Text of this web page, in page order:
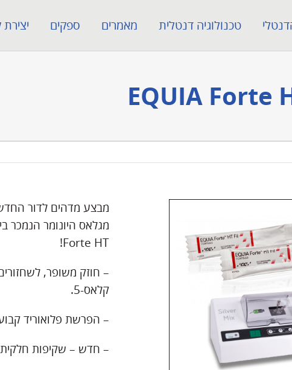
טכנולוגיה דנטלית מאמרים ספקים
EQUIA Forte
מבצע מדהים לדור
Forte HT!
קלאס-5.
– הפרשת פלואוריד
– חדש – שקיפות